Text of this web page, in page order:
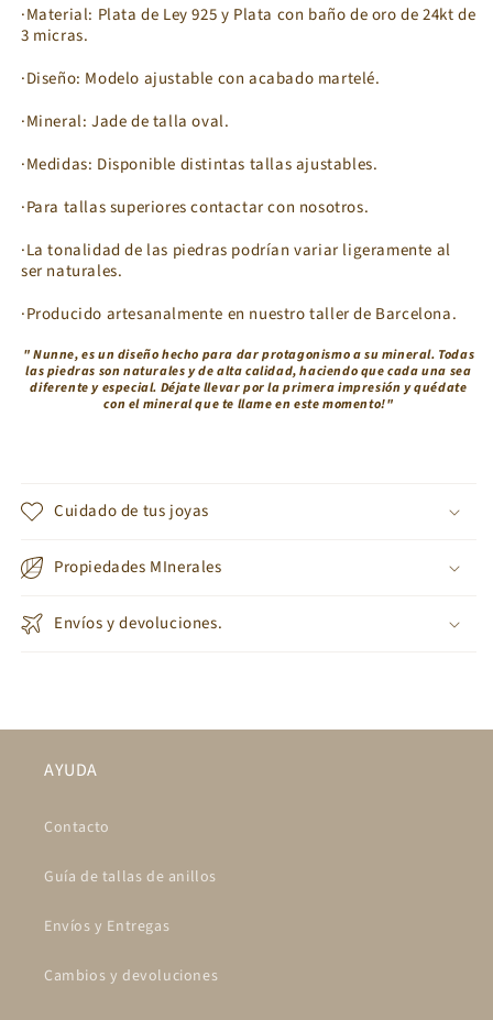
·Material: Plata de Ley 925 y Plata con baño de oro de 24kt de
3 micras.
·Diseño: Modelo ajustable con acabado martelé.
·Mineral: Jade de talla oval.
·Medidas: Disponible distintas tallas ajustables.
·Para tallas superiores contactar con nosotros.
·La tonalidad de las piedras podrían variar ligeramente al
ser naturales.
·Producido artesanalmente en nuestro taller de Barcelona.
" Nunne, es un diseño hecho para dar protagonismo a su mineral. Todas
las piedras son naturales y de alta calidad, haciendo que cada una sea
diferente y especial. Déjate llevar por la primera impresión y quédate
con el mineral que te llame en este momento!"
Cuidado de tus joyas
Propiedades MInerales
Envíos y devoluciones.
AYUDA
Contacto
Guía de tallas de anillos
Envíos y Entregas
Cambios y devoluciones